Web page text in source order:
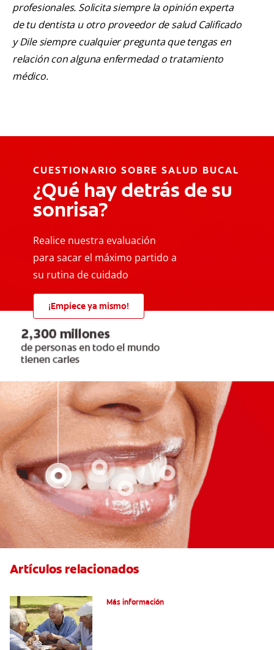
profesionales. Solicita siempre la opinión experta
de tu dentista u otro proveedor de salud Calificado
y Dile siempre cualquier pregunta que tengas en
relación con alguna enfermedad o tratamiento
médico.
CUESTIONARIO SOBRE SALUD BUCAL
¿Qué hay detrás de su
sonrisa?
Realice nuestra evaluación
para sacar el máximo partido a
su rutina de cuidado
¡Empiece ya mismo!
Artículos relacionados
Más información